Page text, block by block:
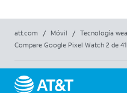
att.com / Móvil / Tecnología
Compare Google Pixel Watch 2 de